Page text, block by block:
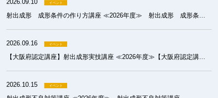
2026.09.10
射出成形 成形条件の作り方講座 ≪2026年度≫ 射出成形 成形条件の作り方講座
2026.09.16
【大阪府認定講座】射出成形実技講座 ≪2026年度≫【大阪府認定講座】射出成形実技講座 基礎コース
2026.10.15